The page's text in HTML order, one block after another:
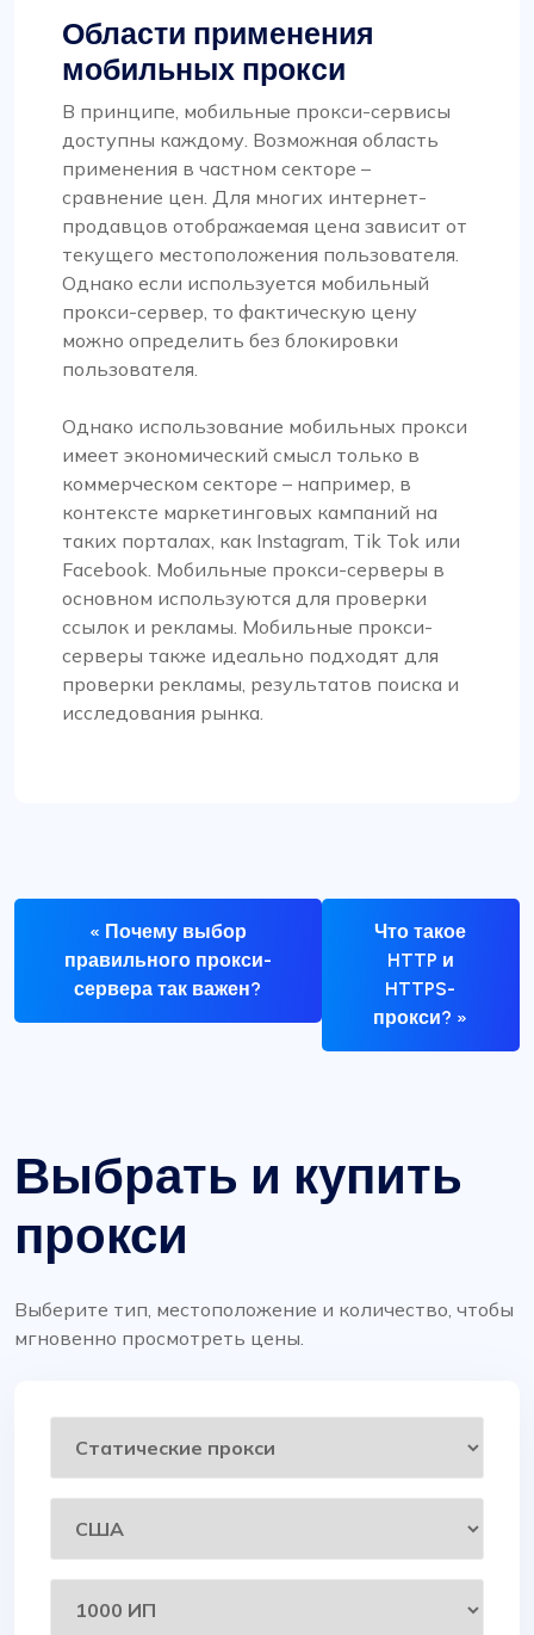
Области применения
мобильных прокси
В принципе, мобильные прокси-сервисы
доступны каждому. Возможная область
применения в частном секторе –
сравнение цен. Для многих интернет-
продавцов отображаемая цена зависит от
текущего местоположения пользователя.
Однако если используется мобильный
прокси-сервер, то фактическую цену
можно определить без блокировки
пользователя.
Однако использование мобильных прокси
имеет экономический смысл только в
коммерческом секторе – например, в
контексте маркетинговых кампаний на
таких порталах, как Instagram, Tik Tok или
Facebook. Мобильные прокси-серверы в
основном используются для проверки
ссылок и рекламы. Мобильные прокси-
серверы также идеально подходят для
проверки рекламы, результатов поиска и
исследования рынка.
« Почему выбор
правильного прокси-
сервера так важен?
Что такое
HTTP и
HTTPS-
прокси? »
Выбрать и купить
прокси
Выберите тип, местоположение и количество, чтобы
мгновенно просмотреть цены.